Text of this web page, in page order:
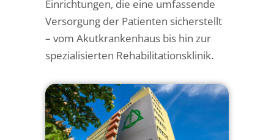
Einrichtungen, die eine umfassende
Versorgung der Patienten sicherstellt
– vom Akutkrankenhaus bis hin zur
spezialisierten Rehabilitationsklinik.